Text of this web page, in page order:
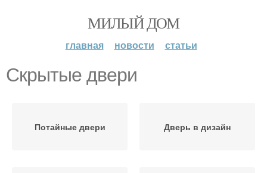
МИЛЫЙ ДОМ
главная новости статьи
Скрытые двери
Потайные двери Дверь в дизайн